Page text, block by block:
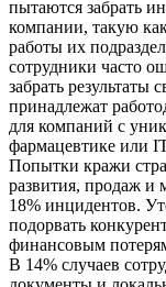
пытаются забрать
компании, такую
работы их
сотрудники часто
забрать результаты
принадлежат
для компаний с
фармацевтике или
Попытки кражи
развития, продаж и
18% инцидентов.
подорвать
финансовым
В 14% случаев